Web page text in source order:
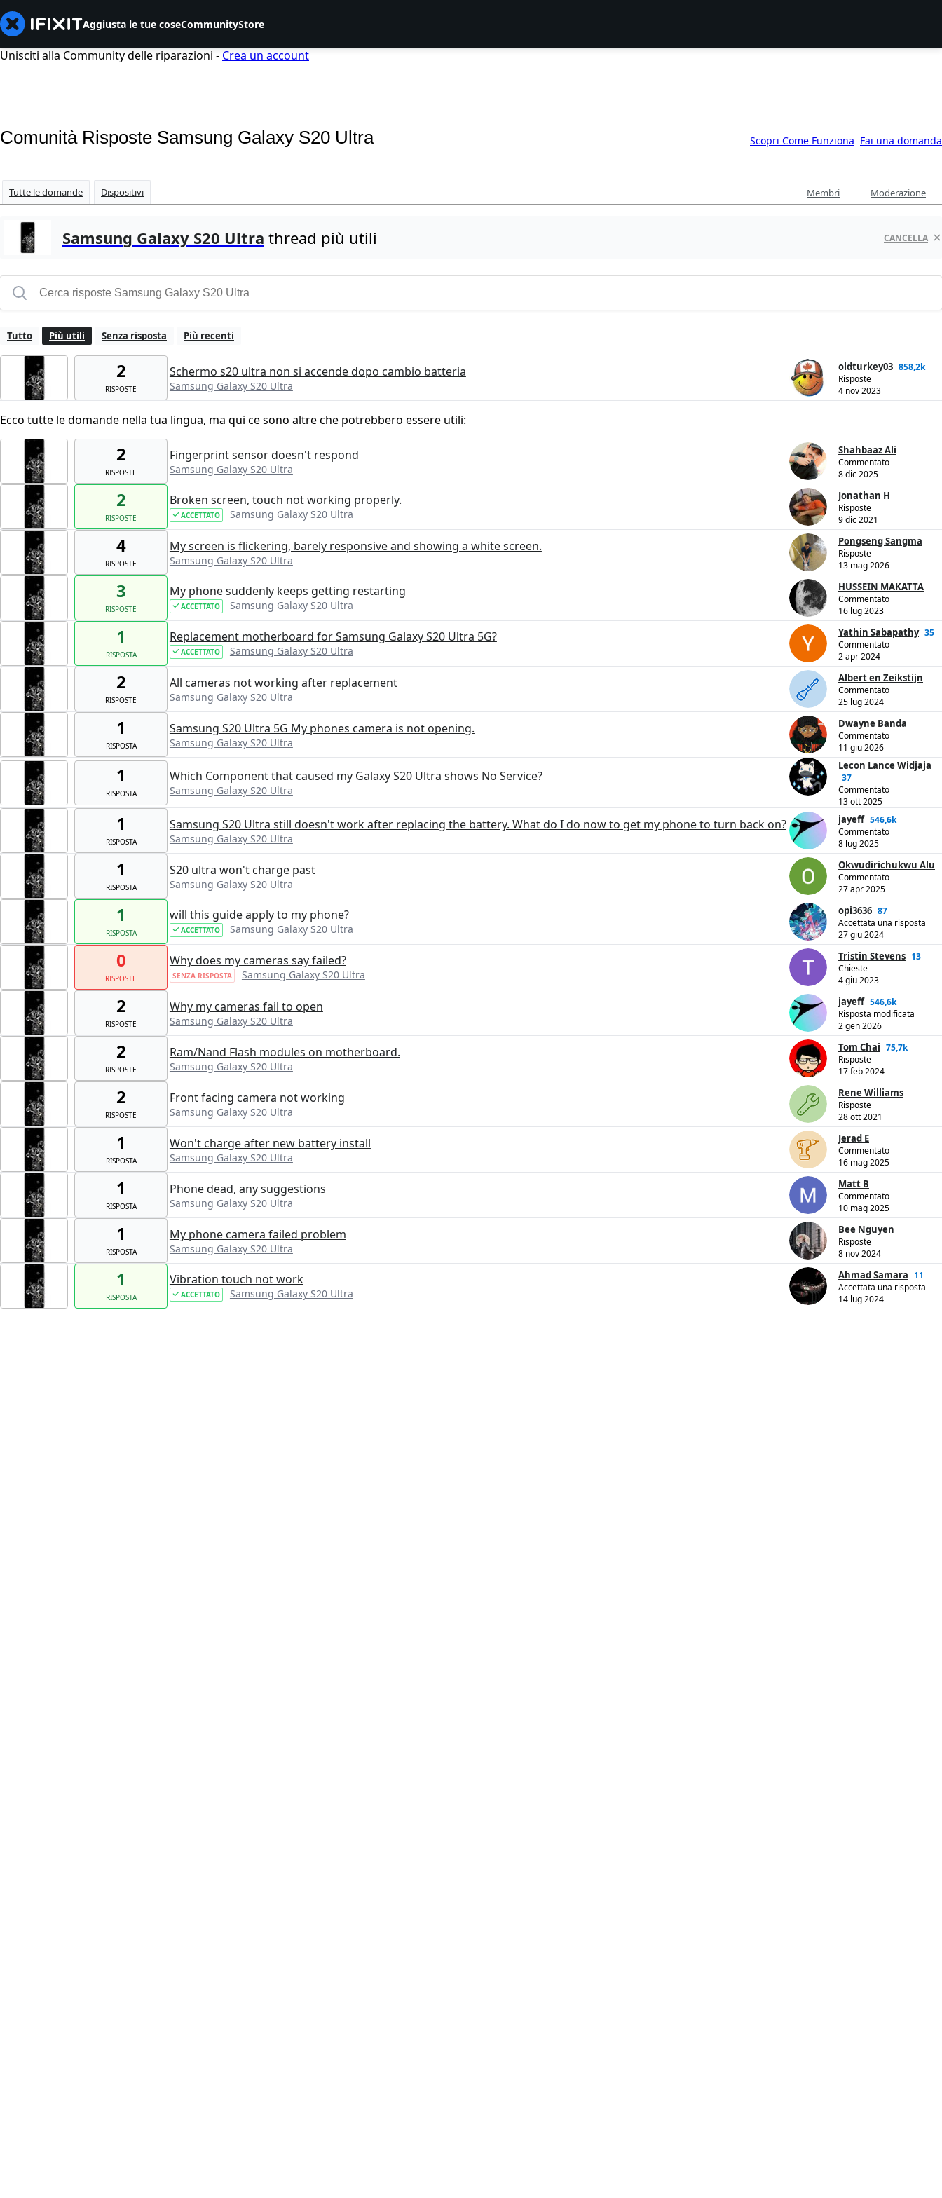
Aggiusta le tue coseCommunityStore
Unisciti alla Community delle riparazioni - Crea un account
Comunità Risposte Samsung Galaxy S20 Ultra Scopri Come Funziona Fai una domanda
Tutte le domande Dispositivi Membri Moderazione
Samsung Galaxy S20 Ultra thread più utili CANCELLA
Tutto Più utili Senza risposta Più recenti
2
RISPOSTE
Schermo s20 ultra non si accende dopo cambio batteria
Samsung Galaxy S20 Ultra
oldturkey03 858,2k
Risposte
4 nov 2023
Ecco tutte le domande nella tua lingua, ma qui ce sono altre che potrebbero essere utili:
2
RISPOSTE
Fingerprint sensor doesn't respond
Samsung Galaxy S20 Ultra
Shahbaaz Ali
Commentato
8 dic 2025
2
RISPOSTE
Broken screen, touch not working properly.
ACCETTATO Samsung Galaxy S20 Ultra
Jonathan H
Risposte
9 dic 2021
4
RISPOSTE
My screen is flickering, barely responsive and showing a white screen.
Samsung Galaxy S20 Ultra
Pongseng Sangma
Risposte
13 mag 2026
3
RISPOSTE
My phone suddenly keeps getting restarting
ACCETTATO Samsung Galaxy S20 Ultra
HUSSEIN MAKATTA
Commentato
16 lug 2023
1
RISPOSTA
Replacement motherboard for Samsung Galaxy S20 Ultra 5G?
ACCETTATO Samsung Galaxy S20 Ultra
Yathin Sabapathy 35
Commentato
2 apr 2024
2
RISPOSTE
All cameras not working after replacement
Samsung Galaxy S20 Ultra
Albert en Zeikstijn
Commentato
25 lug 2024
1
RISPOSTA
Samsung S20 Ultra 5G My phones camera is not opening.
Samsung Galaxy S20 Ultra
Dwayne Banda
Commentato
11 giu 2026
1
RISPOSTA
Which Component that caused my Galaxy S20 Ultra shows No Service?
Samsung Galaxy S20 Ultra
Lecon Lance Widjaja
37
Commentato
13 ott 2025
1
RISPOSTA
Samsung S20 Ultra still doesn't work after replacing the battery. What do I do now to get my phone to turn back on?
Samsung Galaxy S20 Ultra
jayeff 546,6k
Commentato
8 lug 2025
1
RISPOSTA
S20 ultra won't charge past
Samsung Galaxy S20 Ultra
Okwudirichukwu Alu
Commentato
27 apr 2025
1
RISPOSTA
will this guide apply to my phone?
ACCETTATO Samsung Galaxy S20 Ultra
opi3636 87
Accettata una risposta
27 giu 2024
0
RISPOSTE
Why does my cameras say failed?
SENZA RISPOSTA Samsung Galaxy S20 Ultra
Tristin Stevens 13
Chieste
4 giu 2023
2
RISPOSTE
Why my cameras fail to open
Samsung Galaxy S20 Ultra
jayeff 546,6k
Risposta modificata
2 gen 2026
2
RISPOSTE
Ram/Nand Flash modules on motherboard.
Samsung Galaxy S20 Ultra
Tom Chai 75,7k
Risposte
17 feb 2024
2
RISPOSTE
Front facing camera not working
Samsung Galaxy S20 Ultra
Rene Williams
Risposte
28 ott 2021
1
RISPOSTA
Won't charge after new battery install
Samsung Galaxy S20 Ultra
Jerad E
Commentato
16 mag 2025
1
RISPOSTA
Phone dead, any suggestions
Samsung Galaxy S20 Ultra
Matt B
Commentato
10 mag 2025
1
RISPOSTA
My phone camera failed problem
Samsung Galaxy S20 Ultra
Bee Nguyen
Risposte
8 nov 2024
1
RISPOSTA
Vibration touch not work
ACCETTATO Samsung Galaxy S20 Ultra
Ahmad Samara 11
Accettata una risposta
14 lug 2024